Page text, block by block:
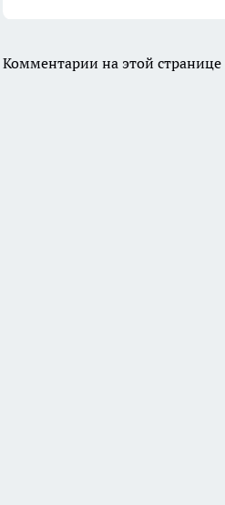
Комментарии на этой